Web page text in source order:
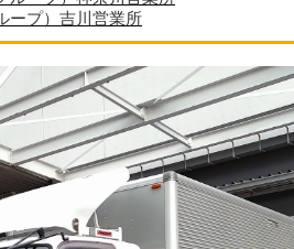
ープ）吉川営業所